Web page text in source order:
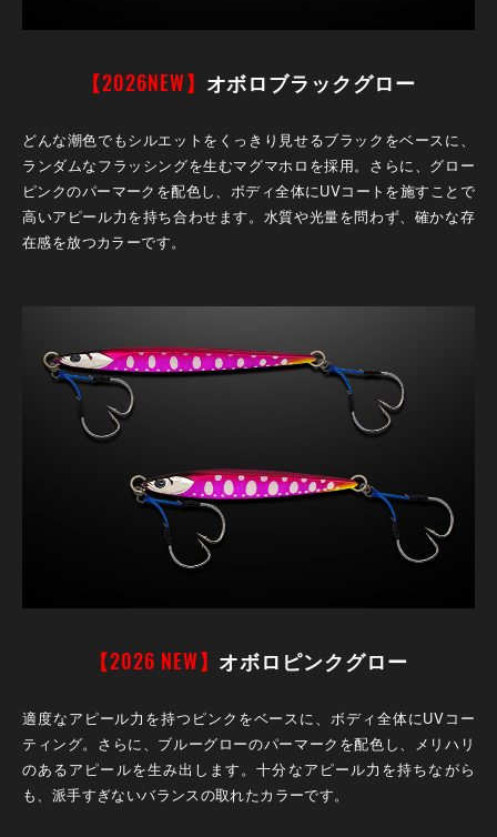
【2026NEW】 オボロブラックグロー
どんな潮色でもシルエットをくっきり見せるブラックをベースに、
ランダムなフラッシングを生むマグマホロを採用。さらに、グロー
ピンクのパーマークを配色し、ボディ全体にUVコートを施すことで
高いアピール力を持ち合わせます。水質や光量を問わず、確かな存
在感を放つカラーです。
【2026 NEW】 オボロピンクグロー
適度なアピール力を持つピンクをベースに、ボディ全体にUVコー
ティング。さらに、ブルーグローのパーマークを配色し、メリハリ
のあるアピールを生み出します。十分なアピール力を持ちながら
も、派手すぎないバランスの取れたカラーです。